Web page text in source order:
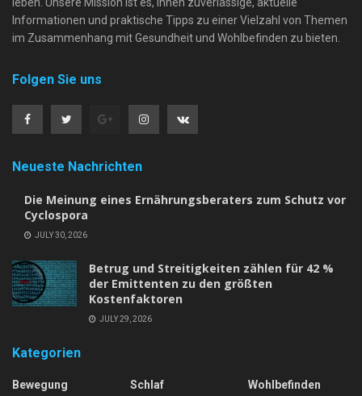
Informationen und praktische Tipps zu einer Vielzahl von Themen
im Zusammenhang mit Gesundheit und Wohlbefinden zu bieten.
Folgen Sie uns
Neueste Nachrichten
Die Meinung eines Ernährungsberaters zum Schutz vor
Cyclospora
JULY 30, 2026
Betrug und Streitigkeiten zählen für 42 %
der Emittenten zu den größten
Kostenfaktoren
JULY 29, 2026
Kategorien
Bewegung
Schlaf
Wohlbefinden